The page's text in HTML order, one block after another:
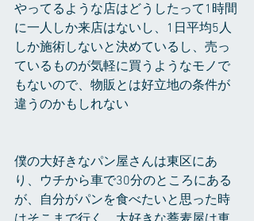
やってるような店はどうしたって1時間
に一人しか来店はないし、1日平均5人
しか施術しないと決めているし、売っ
ているものが気軽に買うようなモノで
もないので、物販とは好立地の条件が
違うのかもしれない
僕の大好きなパン屋さんは東区にあ
り、ウチから車で30分のところにある
が、自分がパンを食べたいと思った時